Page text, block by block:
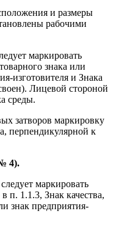
и размеры
рабочими
маркировать
знака или
изготовителя и Знака
Лицевой стороной
среды.
затворов маркировку
перпендикулярной к
4).
маркировать
п. 1.1.3, Знак качества,
знак предприятия-